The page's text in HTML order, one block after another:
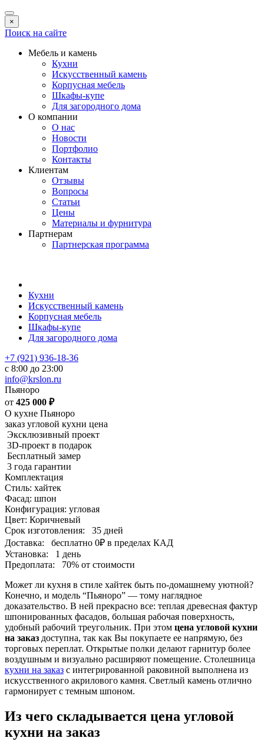
×
Поиск на сайте
Мебель и камень
Кухни
Искусственный камень
Корпусная мебель
Шкафы-купе
Для загородного дома
О компании
О нас
Новости
Портфолио
Контакты
Клиентам
Отзывы
Вопросы
Статьи
Цены
Материалы и фурнитура
Партнерам
Партнерская программа
Кухни
Искусственный камень
Корпусная мебель
Шкафы-купе
Для загородного дома
+7 (921) 936-18-36
с 8:00 до 23:00
info@krslon.ru
Пьяноро
от 425 000 ₽
О кухне Пьяноро
заказ угловой кухни цена
Эксклюзивный проект
3D-проект в подарок
Бесплатный замер
3 года гарантии
Комплектация
Стиль: хайтек
Фасад: шпон
Конфигурация: угловая
Цвет: Коричневый
Срок изготовления:
35 дней
Доставка:
бесплатно 0₽ в пределах КАД
Установка:
1 день
Предоплата:
70% от стоимости
Может ли кухня в стиле хайтек быть по-домашнему уютной?
Конечно, и модель “Пьяноро” — тому наглядное
доказательство. В ней прекрасно все: теплая древесная фактур
шпонированных фасадов, большая рабочая поверхность,
удобный рабочий треугольник. При этом цена угловой кухни
на заказ доступна, так как Вы покупаете ее напрямую, без
торговых переплат. Открытые полки делают гарнитур более
воздушным и визуально расширяют помещение. Столешница
кухни на заказ с интегрированной раковиной выполнена из
искусственного акрилового камня. Светлый камень отлично
гармонирует с темным шпоном.
Из чего складывается цена угловой
кухни на заказ